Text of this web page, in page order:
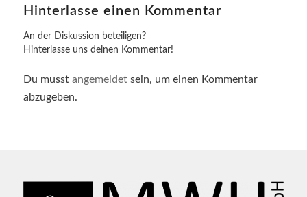
Hinterlasse einen Kommentar
An der Diskussion beteiligen?
Hinterlasse uns deinen Kommentar!
Du musst angemeldetsein, um einen Kommentar
abzugeben.